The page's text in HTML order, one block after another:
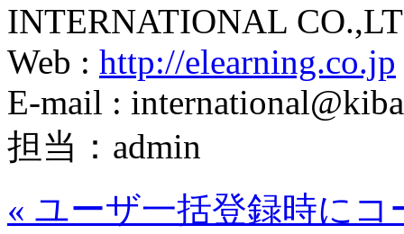
INTERNATIONAL
Web : http://elearning.co.jp
E-mail :
担当：admin
« ユーザ一括登録時に